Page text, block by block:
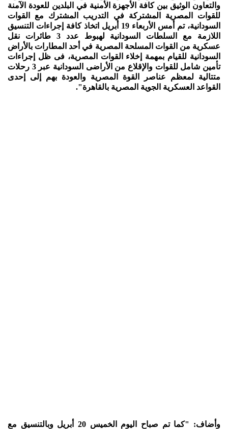
والتعاون الوثيق بين كافة الأجهزة الأمنية في البلدين للعودة الآمنة
للقوات المصرية المشتركة في التدريب المشترك مع القوات
السودانية، تم أمس الأربعاء 19 أبريل اتخاذ كافة إجراءات التنسيق
اللازمة مع السلطات السودانية لهبوط عدد 3 طائرات نقل
عسكرية من القوات المسلحة المصرية في أحد المطارات بالأراض
السودانية للقيام بمهمة إخلاء القوات المصرية، فى ظل إجراءات
تأمين شامل للقوات والإقلاع من الأراضى السودانية عبر 3 رحلات
متتالية لمعظم عناصر القوة المصرية والعودة بهم إلى إحدى
القواعد العسكرية الجوية المصرية بالقاهرة".
وأضاف: "كما تم صباح اليوم الخميس 20 أبريل وبالتنسيق مع